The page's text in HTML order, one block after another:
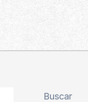
Buscar